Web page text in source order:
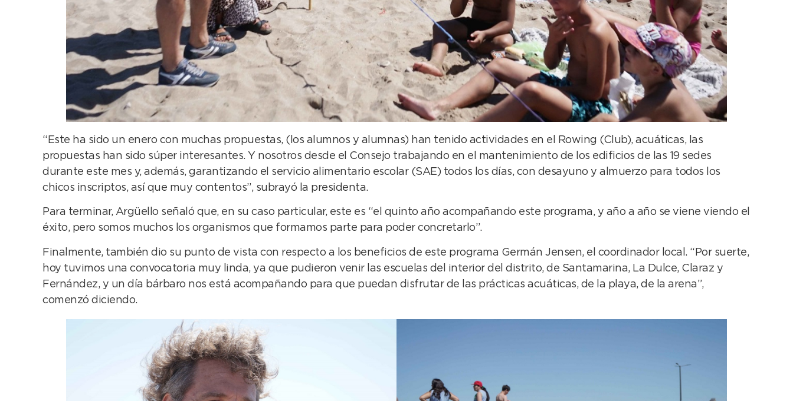
“Este ha sido un enero con muchas propuestas, (los alumnos y alumnas) han tenido actividades en el Rowing (Club), acuáticas, las
propuestas han sido súper interesantes. Y nosotros desde el Consejo trabajando en el mantenimiento de los edificios de las 19 sedes
durante este mes y, además, garantizando el servicio alimentario escolar (SAE) todos los días, con desayuno y almuerzo para todos los
chicos inscriptos, así que muy contentos”, subrayó la presidenta.
Para terminar, Argüello señaló que, en su caso particular, este es “el quinto año acompañando este programa, y año a año se viene viendo el
éxito, pero somos muchos los organismos que formamos parte para poder concretarlo”.
Finalmente, también dio su punto de vista con respecto a los beneficios de este programa Germán Jensen, el coordinador local. “Por suerte,
hoy tuvimos una convocatoria muy linda, ya que pudieron venir las escuelas del interior del distrito, de Santamarina, La Dulce, Claraz y
Fernández, y un día bárbaro nos está acompañando para que puedan disfrutar de las prácticas acuáticas, de la playa, de la arena”,
comenzó diciendo.